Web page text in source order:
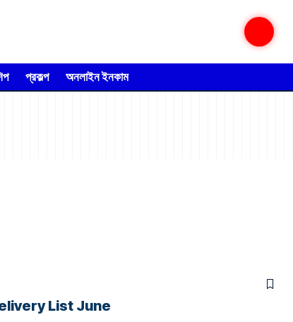
প্রকল্প অনলাইন ইনকাম
Delivery List June